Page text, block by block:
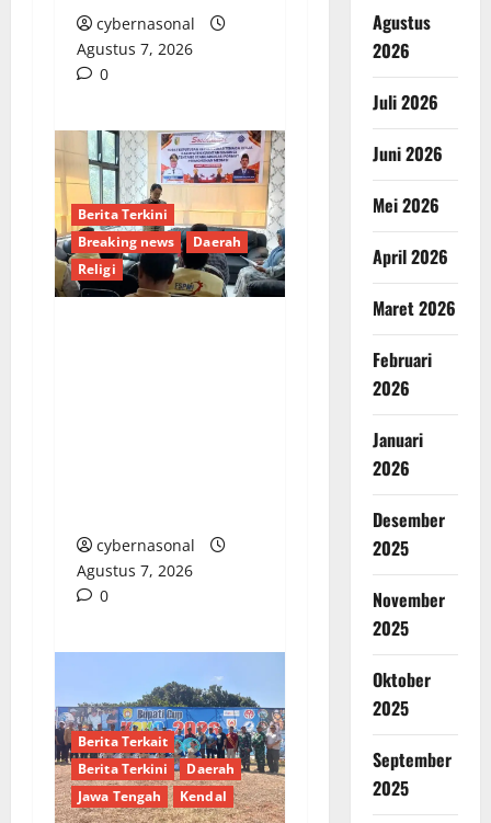
cybernasonal
Agustus 7, 2026
0
Berita Terkini
Breaking news
Daerah
Religi
cybernasonal
Agustus 7, 2026
0
Berita Terkait
Berita Terkini
Daerah
Jawa Tengah
Kendal
Agustus
2026
Juli 2026
Juni 2026
Mei 2026
April 2026
Maret 2026
Februari
2026
Januari
2026
Desember
2025
November
2025
Oktober
2025
September
2025